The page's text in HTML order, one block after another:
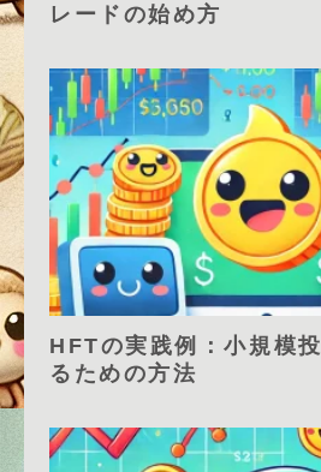
レードの始め方
HFTの実践例：小規模
るための方法